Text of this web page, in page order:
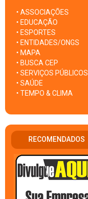
• ASSOCIAÇÕES
• EDUCAÇÃO
• ESPORTES
• ENTIDADES/ONGS
• MAPA
• BUSCA CEP
• SERVIÇOS PÚBLICOS
• SAÚDE
• TEMPO & CLIMA
RECOMENDADOS